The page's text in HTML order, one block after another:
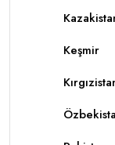
Keşmir